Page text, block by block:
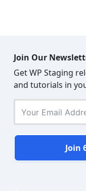
Join Our
Get WP Staging
and tutorials in
Join